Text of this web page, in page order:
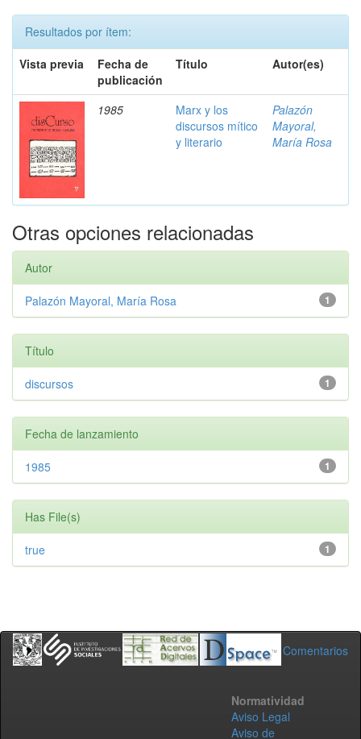
Resultados por ítem:
Vista previa
Fecha de
publicación
Título Autor(es)
1985
Marx y los
discursos mítico
y literario
Palazón
Mayoral,
María Rosa
Otras opciones relacionadas
Autor
1
Palazón Mayoral, María Rosa
Título
1
discursos
Fecha de lanzamiento
1
1985
Has File(s)
1
true
Comentarios
Normatividad
Aviso Legal
Aviso de